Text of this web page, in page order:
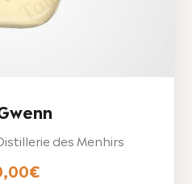
des Menhirs
€